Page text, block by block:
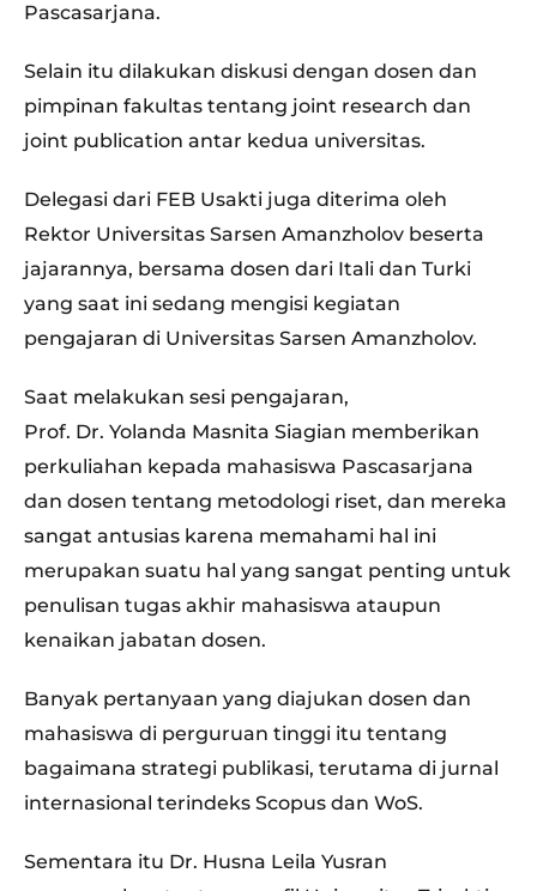
Pascasarjana.
Selain itu dilakukan diskusi dengan dosen dan
pimpinan fakultas tentang joint research dan
joint publication antar kedua universitas.
Delegasi dari FEB Usakti juga diterima oleh
Rektor Universitas Sarsen Amanzholov beserta
jajarannya, bersama dosen dari Itali dan Turki
yang saat ini sedang mengisi kegiatan
pengajaran di Universitas Sarsen Amanzholov.
Saat melakukan sesi pengajaran,
Prof. Dr. Yolanda Masnita Siagian memberikan
perkuliahan kepada mahasiswa Pascasarjana
dan dosen tentang metodologi riset, dan mereka
sangat antusias karena memahami hal ini
merupakan suatu hal yang sangat penting untuk
penulisan tugas akhir mahasiswa ataupun
kenaikan jabatan dosen.
Banyak pertanyaan yang diajukan dosen dan
mahasiswa di perguruan tinggi itu tentang
bagaimana strategi publikasi, terutama di jurnal
internasional terindeks Scopus dan WoS.
Sementara itu Dr. Husna Leila Yusran